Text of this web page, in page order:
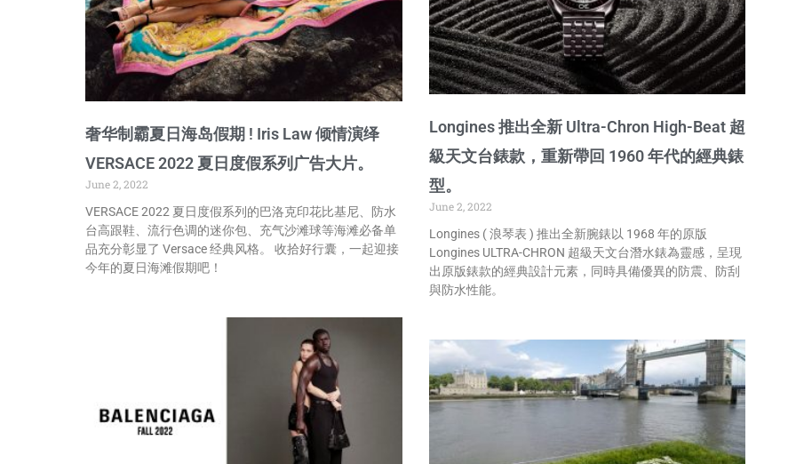
奢华制霸夏日海岛假期 ! Iris Law 倾情演绎
VERSACE 2022 夏日度假系列广告大片。
June 2, 2022
VERSACE 2022 夏日度假系列的巴洛克印花比基尼、防水
台高跟鞋、流行色调的迷你包、充气沙滩球等海滩必备单
品充分彰显了 Versace 经典风格。 收拾好行囊，一起迎接
今年的夏日海滩假期吧！
Longines 推出全新 Ultra-Chron High-Beat 超
級天文台錶款，重新帶回 1960 年代的經典錶
型。
June 2, 2022
Longines ( 浪琴表 ) 推出全新腕錶以 1968 年的原版
Longines ULTRA-CHRON 超級天文台潛水錶為靈感，呈現
出原版錶款的經典設計元素，同時具備優異的防震、防刮
與防水性能。